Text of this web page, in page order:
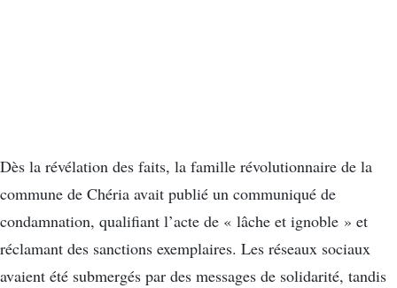
Dès la révélation des faits, la famille révolutionnaire de la
commune de Chéria avait publié un communiqué de
condamnation, qualifiant l’acte de « lâche et ignoble » et
réclamant des sanctions exemplaires. Les réseaux sociaux
avaient été submergés par des messages de solidarité, tandis